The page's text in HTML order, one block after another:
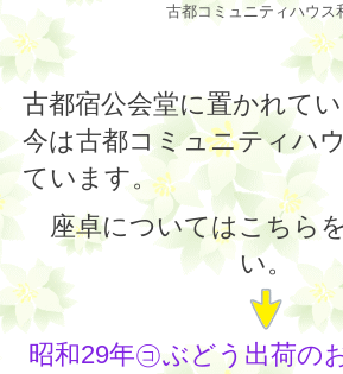
古都コミュニティハウス
古都宿公会堂に置かれて
今は古都コミュニティハ
ています。
座卓についてはこちら
い。
昭和29年㋙ぶどう出荷の